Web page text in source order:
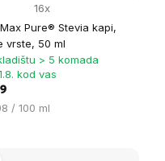
Pure® Stevia kapi,
vrste, 50 ml
16x
> 5 komada
kod vas
/ 100 ml